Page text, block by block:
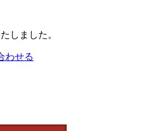
わせる